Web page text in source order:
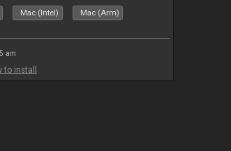
Mac (Intel) Mac (Arm)
am
to install